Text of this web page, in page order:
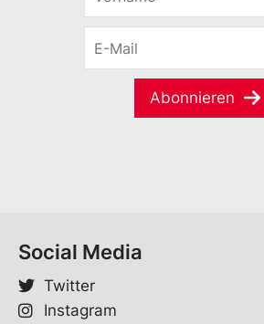
r
m
M
Abonnieren
Social Media
Twitter
Instagram